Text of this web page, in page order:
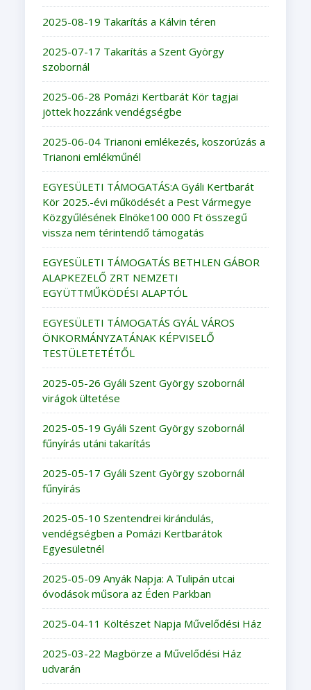
2025-08-19 Takarítás a Kálvin téren
2025-07-17 Takarítás a Szent György
szobornál
2025-06-28 Pomázi Kertbarát Kör tagjai
jöttek hozzánk vendégségbe
2025-06-04 Trianoni emlékezés, koszorúzás a
Trianoni emlékműnél
EGYESÜLETI TÁMOGATÁS:A Gyáli Kertbarát
Kör 2025.-évi működését a Pest Vármegye
Közgyűlésének Elnöke100 000 Ft összegű
vissza nem térintendő támogatás
EGYESÜLETI TÁMOGATÁS BETHLEN GÁBOR
ALAPKEZELŐ ZRT NEMZETI
EGYÜTTMŰKÖDÉSI ALAPTÓL
EGYESÜLETI TÁMOGATÁS GYÁL VÁROS
ÖNKORMÁNYZATÁNAK KÉPVISELŐ
TESTÜLETETÉTŐL
2025-05-26 Gyáli Szent György szobornál
virágok ültetése
2025-05-19 Gyáli Szent György szobornál
fűnyírás utáni takarítás
2025-05-17 Gyáli Szent György szobornál
fűnyírás
2025-05-10 Szentendrei kirándulás,
vendégségben a Pomázi Kertbarátok
Egyesületnél
2025-05-09 Anyák Napja: A Tulipán utcai
óvodások műsora az Éden Parkban
2025-04-11 Költészet Napja Művelődési Ház
2025-03-22 Magbörze a Művelődési Ház
udvarán